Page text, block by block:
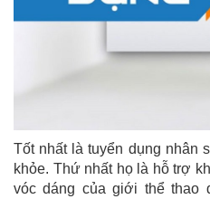
Tốt nhất là tuyển dụng nhân
khỏe. Thứ nhất họ là hỗ trợ
vóc dáng của giới thể thao